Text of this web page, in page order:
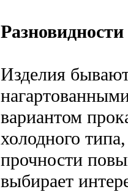
Изделия
вариантом
холодного
прочности
выбирает